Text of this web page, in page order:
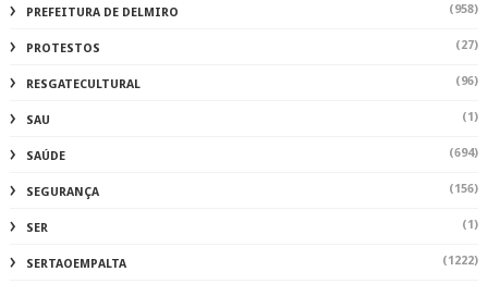
PREFEITURA DE DELMIRO (958)
PROTESTOS (27)
RESGATECULTURAL (96)
SAU (1)
SAÚDE (694)
SEGURANÇA (156)
SER (1)
SERTAOEMPALTA (1222)